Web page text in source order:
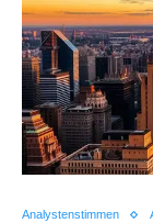
Analystenstimmen